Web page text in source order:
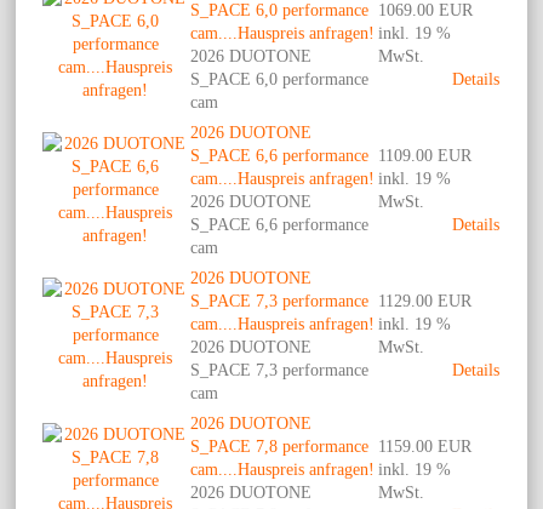
S_PACE 6,0 performance
cam....Hauspreis anfragen!
2026 DUOTONE
S_PACE 6,0 performance
cam
1069.00 EUR
inkl. 19 %
MwSt.
Details
2026 DUOTONE
S_PACE 6,6 performance
cam....Hauspreis anfragen!
2026 DUOTONE
S_PACE 6,6 performance
cam
1109.00 EUR
inkl. 19 %
MwSt.
Details
2026 DUOTONE
S_PACE 7,3 performance
cam....Hauspreis anfragen!
2026 DUOTONE
S_PACE 7,3 performance
cam
1129.00 EUR
inkl. 19 %
MwSt.
Details
2026 DUOTONE
S_PACE 7,8 performance
cam....Hauspreis anfragen!
2026 DUOTONE
1159.00 EUR
inkl. 19 %
MwSt.